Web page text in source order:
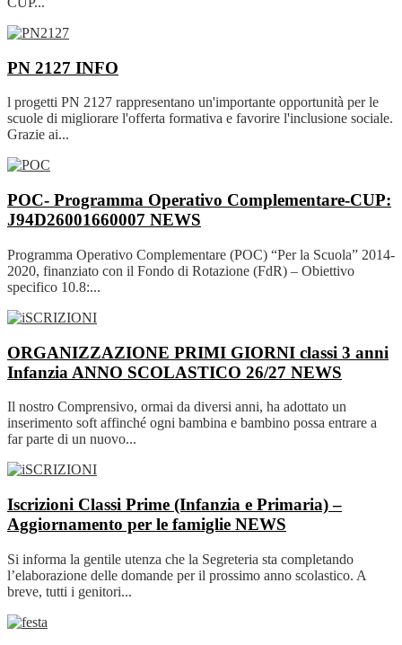
PN 2127 INFO
l progetti PN 2127 rappresentano un'importante opportunità per le
scuole di migliorare l'offerta formativa e favorire l'inclusione sociale.
Grazie ai...
POC- Programma Operativo Complementare-CUP:
J94D26001660007 NEWS
Programma Operativo Complementare (POC) “Per la Scuola” 2014-
2020, finanziato con il Fondo di Rotazione (FdR) – Obiettivo
specifico 10.8:...
ORGANIZZAZIONE PRIMI GIORNI classi 3 anni
Infanzia ANNO SCOLASTICO 26/27 NEWS
Il nostro Comprensivo, ormai da diversi anni, ha adottato un
inserimento soft affinché ogni bambina e bambino possa entrare a
far parte di un nuovo...
Iscrizioni Classi Prime (Infanzia e Primaria) –
Aggiornamento per le famiglie NEWS
Si informa la gentile utenza che la Segreteria sta completando
l’elaborazione delle domande per il prossimo anno scolastico. A
breve, tutti i genitori...